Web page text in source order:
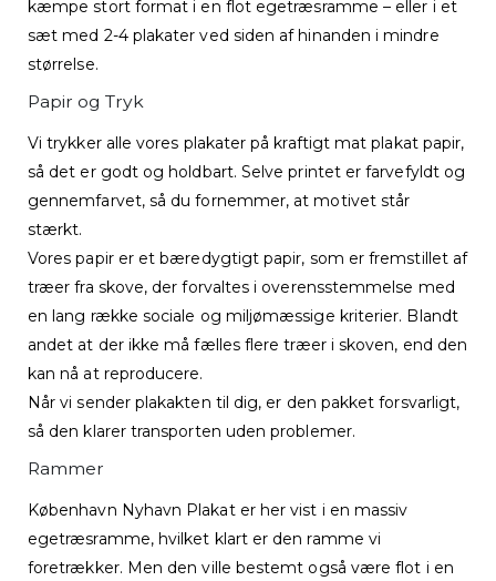
kæmpe stort format i en flot egetræsramme – eller i et
sæt med 2-4 plakater ved siden af hinanden i mindre
størrelse.
Papir og Tryk
Vi trykker alle vores plakater på kraftigt mat plakat papir,
så det er godt og holdbart. Selve printet er farvefyldt og
gennemfarvet, så du fornemmer, at motivet står
stærkt.
Vores papir er et bæredygtigt papir, som er fremstillet af
træer fra skove, der forvaltes i overensstemmelse med
en lang række sociale og miljømæssige kriterier. Blandt
andet at der ikke må fælles flere træer i skoven, end den
kan nå at reproducere.
Når vi sender plakakten til dig, er den pakket forsvarligt,
så den klarer transporten uden problemer.
Rammer
København Nyhavn Plakat er her vist i en massiv
egetræsramme, hvilket klart er den ramme vi
foretrækker. Men den ville bestemt også være flot i en